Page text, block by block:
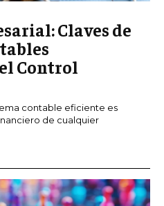
Claves de
Control
contable eficiente es
de cualquier